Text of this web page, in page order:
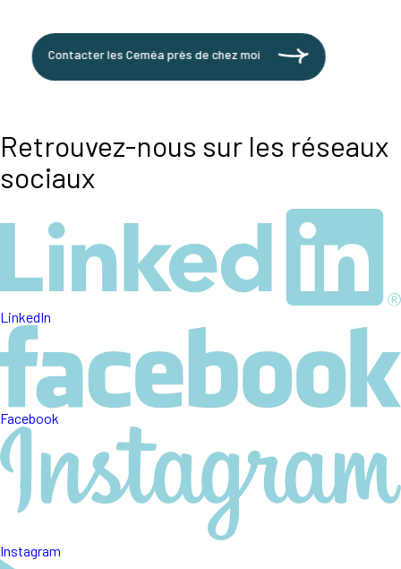
Contacter les Ceméa près de chez moi
Retrouvez-nous sur les réseaux
sociaux
LinkedIn
Facebook
Instagram